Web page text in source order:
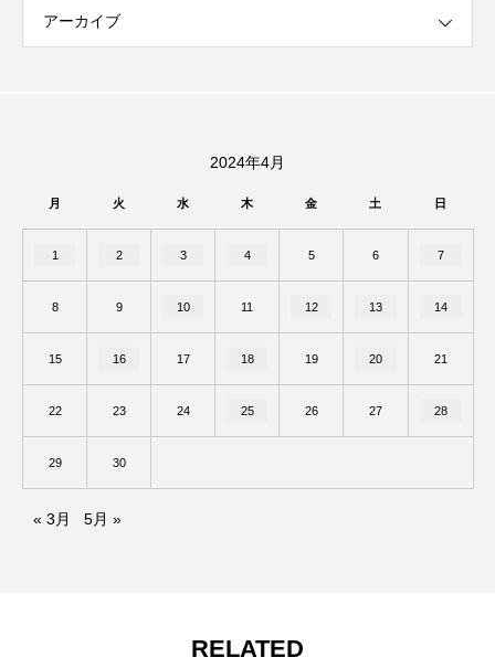
アーカイブ
2024年4月
月 火 水 木 金 土 日
1 2 3 4 5 6 7
8 9 10 11 12 13 14
15 16 17 18 19 20 21
22 23 24 25 26 27 28
29 30
« 3月 5月 »
RELATED